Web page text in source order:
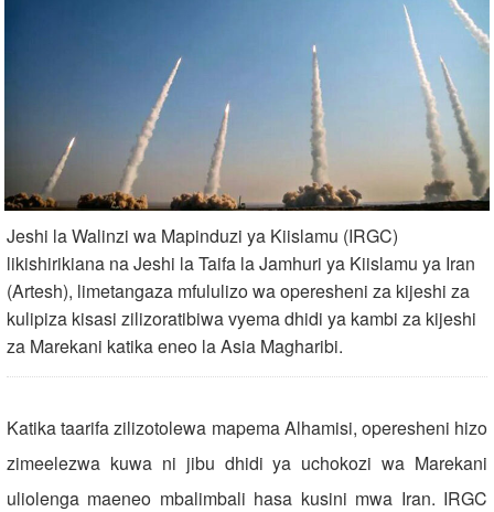
Jeshi la Walinzi wa Mapinduzi ya Kiislamu (IRGC)
likishirikiana na Jeshi la Taifa la Jamhuri ya Kiislamu ya Iran
(Artesh), limetangaza mfululizo wa operesheni za kijeshi za
kulipiza kisasi zilizoratibiwa vyema dhidi ya kambi za kijeshi
za Marekani katika eneo la Asia Magharibi.
Katika taarifa zilizotolewa mapema Alhamisi, operesheni hizo
zimeelezwa kuwa ni jibu dhidi ya uchokozi wa Marekani
uliolenga maeneo mbalimbali hasa kusini mwa Iran. IRGC